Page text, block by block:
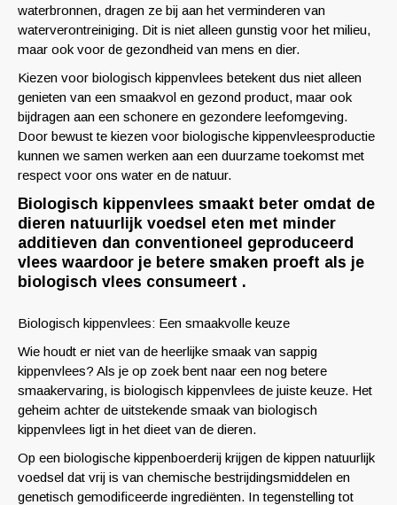
waterbronnen, dragen ze bij aan het verminderen van
waterverontreiniging. Dit is niet alleen gunstig voor het milieu,
maar ook voor de gezondheid van mens en dier.
Kiezen voor biologisch kippenvlees betekent dus niet alleen
genieten van een smaakvol en gezond product, maar ook
bijdragen aan een schonere en gezondere leefomgeving.
Door bewust te kiezen voor biologische kippenvleesproductie
kunnen we samen werken aan een duurzame toekomst met
respect voor ons water en de natuur.
Biologisch kippenvlees smaakt beter omdat de
dieren natuurlijk voedsel eten met minder
additieven dan conventioneel geproduceerd
vlees waardoor je betere smaken proeft als je
biologisch vlees consumeert .
Biologisch kippenvlees: Een smaakvolle keuze
Wie houdt er niet van de heerlijke smaak van sappig
kippenvlees? Als je op zoek bent naar een nog betere
smaakervaring, is biologisch kippenvlees de juiste keuze. Het
geheim achter de uitstekende smaak van biologisch
kippenvlees ligt in het dieet van de dieren.
Op een biologische kippenboerderij krijgen de kippen natuurlijk
voedsel dat vrij is van chemische bestrijdingsmiddelen en
genetisch gemodificeerde ingrediënten. In tegenstelling tot